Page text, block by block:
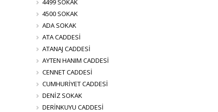
4499 SOKAK
4500 SOKAK
ADA SOKAK
ATA CADDESİ
ATANAJ CADDESİ
AYTEN HANIM CADDESİ
CENNET CADDESİ
CUMHURİYET CADDESİ
DENİZ SOKAK
DERİNKUYU CADDESİ